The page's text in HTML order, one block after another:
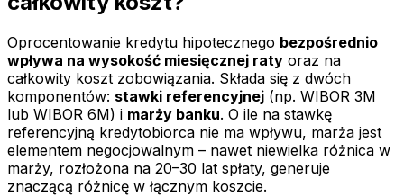
Oprocentowanie kredytu hipotecznego bezpośrednio
wpływa na wysokość miesięcznej raty oraz na
całkowity koszt zobowiązania. Składa się z dwóch
komponentów: stawki referencyjnej (np. WIBOR 3M
lub WIBOR 6M) i marży banku. O ile na stawkę
referencyjną kredytobiorca nie ma wpływu, marża jest
elementem negocjowalnym – nawet niewielka różnica w
marży, rozłożona na 20–30 lat spłaty, generuje
znaczącą różnicę w łącznym koszcie.